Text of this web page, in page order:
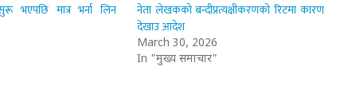
भएपछि मात्र भर्ना लिन
नेता लेखकको बन्दीप्रत्यक्षीकरणको रिटमा कारण
देखाउ आदेश
March 30, 2026
In "मुख्य समाचार"